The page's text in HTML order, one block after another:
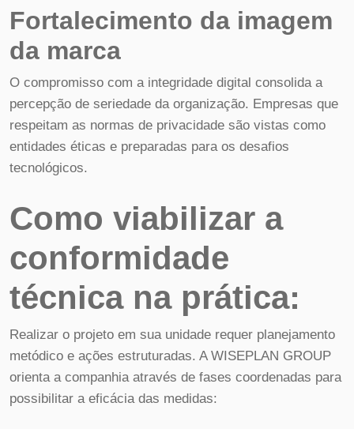
Fortalecimento da imagem
da marca
O compromisso com a integridade digital consolida a
percepção de seriedade da organização. Empresas que
respeitam as normas de privacidade são vistas como
entidades éticas e preparadas para os desafios
tecnológicos.
Como viabilizar a
conformidade
técnica na prática:
Realizar o projeto em sua unidade requer planejamento
metódico e ações estruturadas. A WISEPLAN GROUP
orienta a companhia através de fases coordenadas para
possibilitar a eficácia das medidas: